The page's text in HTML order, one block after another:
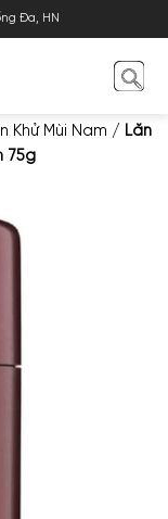
Đa, HN
Khử Mùi Nam / Lăn
75g